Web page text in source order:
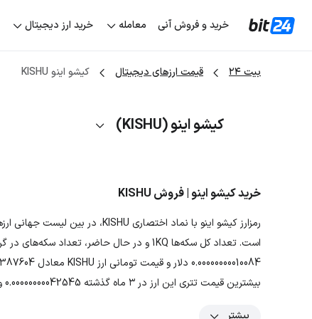
خرید و فروش آنی معامله خرید ارز دیجیتال
بیت ۲۴ قیمت ارزهای دیجیتال کیشو اینو KISHU
کیشو اینو (KISHU)
خرید کیشو اینو | فروش KISHU
بیشترین قیمت تتری این ارز در ۳ ماه گذشته 0.00000000042545 و کمترین قیمت تتری آن 0.00000000009529 بوده است.
بیشتر